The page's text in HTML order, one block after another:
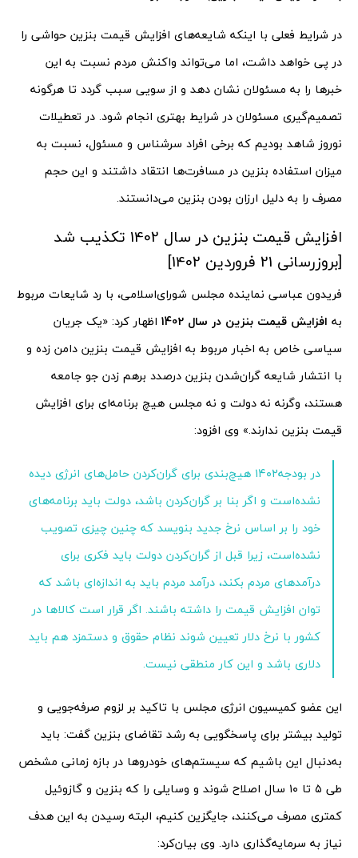
در شرایط فعلی با اینکه شایعه‌های افزایش قیمت بنزین حواشی را
در پی خواهد داشت، اما می‌تواند واکنش مردم نسبت به این
خبرها را به مسئولان نشان دهد و از سویی سبب گردد تا هرگونه
تصمیم‌گیری مسئولان در شرایط بهتری انجام شود. در تعطیلات
نوروز شاهد بودیم که برخی افراد سرشناس و مسئول، نسبت به
میزان استفاده بنزین در مسافرت‌ها انتقاد داشتند و این حجم
مصرف را به دلیل ارزان بودن بنزین می‌دانستند.
افزایش قیمت بنزین در سال 1402 تکذیب شد
[بروزرسانی 21 فروردین 1402]
فریدون عباسی نماینده مجلس شورای‌اسلامی، با رد شایعات مربوط
به افزایش قیمت بنزین در سال 1402
اظهار کرد: «یک جریان
سیاسی خاص به اخبار مربوط به افزایش قیمت بنزین دامن زده و
با انتشار شایعه گران‌شدن بنزین‌ درصدد بر‌هم زدن جو جامعه
هستند، وگرنه نه دولت و نه مجلس هیچ برنامه‌‌‌‌‌‌‌ای برای افزایش
قیمت بنزین ندارند.» وی افزود:
در بودجه‌۱۴۰۲ هیچ‌بندی برای گران‌کردن حامل‌‌‌‌‌‌‌های انرژی دیده
نشده‌است و اگر بنا بر گران‌کردن باشد، دولت باید برنامه‌های
خود را بر اساس نرخ جدید بنویسد که چنین چیزی تصویب
نشده‌است، زیرا قبل از گران‌کردن دولت باید فکری برای
درآمدهای مردم بکند، درآمد مردم باید به اندازه‌‌‌‌‌‌‌ای باشد که
توان افزایش قیمت را داشته باشند. اگر قرار است کالاها در
کشور با نرخ دلار تعیین شوند نظام حقوق و دستمزد هم باید
دلاری باشد و این کار منطقی نیست.
این عضو کمیسیون انرژی مجلس با تاکید بر لزوم صرفه‌‌‌‌‌‌‌جویی و
تولید بیشتر برای پاسخگویی به رشد تقاضای بنزین گفت: باید
به‌دنبال این باشیم که سیستم‌‌‌‌‌‌‌های خودروها در بازه زمانی مشخص
طی ۵ تا ۱۰ سال ‌اصلاح شوند و وسایلی را که بنزین و گازوئیل
کمتری مصرف می‌کنند، جایگزین کنیم، البته رسیدن به این هدف
نیاز به سرمایه‌گذاری دارد. وی بیان‌کرد: